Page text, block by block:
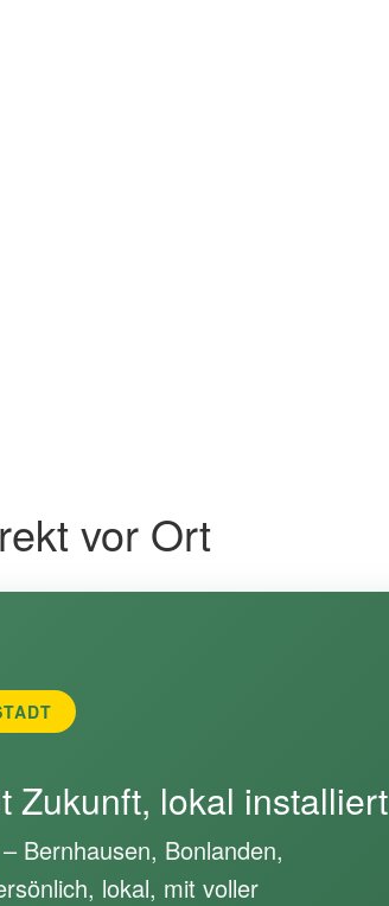
vor Ort
Zukunft, lokal installiert
Bernhausen, Bonlanden,
lokal, mit voller